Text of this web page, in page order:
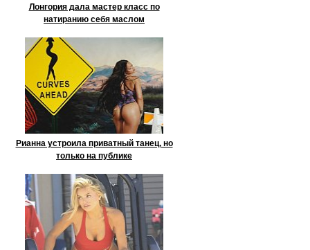
Лонгория дала мастер класс по
натиранию себя маслом
Рианна устроила приватный танец, но
только на публике